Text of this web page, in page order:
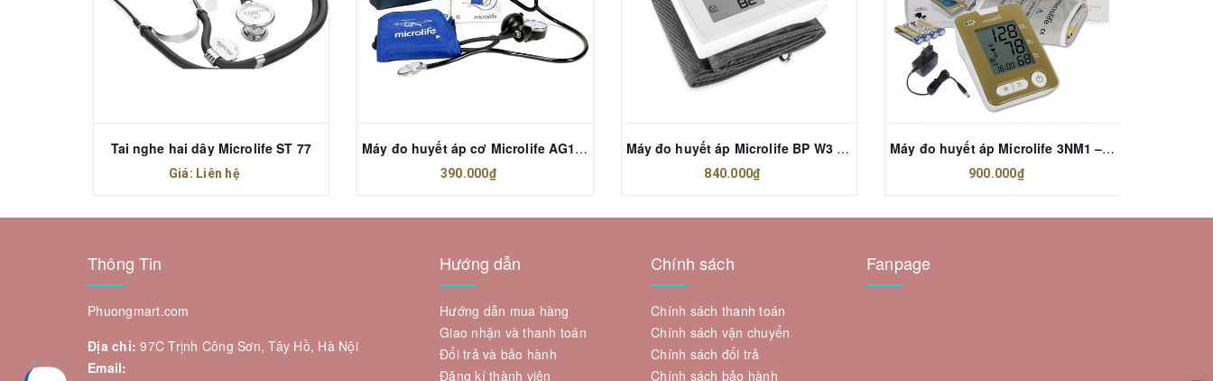
Tai nghe hai dây Microlife ST 77
Giá: Liên hệ
Máy đo huyết áp cơ Microlife AG1-20
390.000₫
Máy đo huyết áp Microlife BP W3 Comfort
840.000₫
Máy đo huyết áp Microlife 3NM1 – 3E
900.000₫
Thông Tin
Phuongmart.com
Địa chỉ: 97C Trịnh Công Sơn, Tây Hồ, Hà Nội
Email:
Hướng dẫn
Hướng dẫn mua hàng
Giao nhận và thanh toán
Đổi trả và bảo hành
Đăng kí thành viên
Chính sách
Chính sách thanh toán
Chính sách vận chuyển
Chính sách đổi trả
Chính sách bảo hành
Fanpage